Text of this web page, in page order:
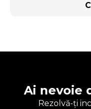
Ai nevoie
Rezolvă-ți